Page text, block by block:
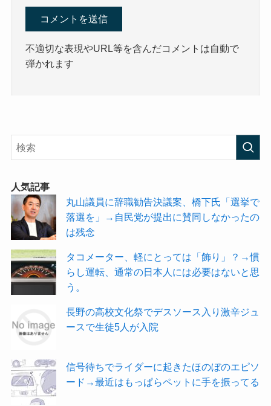
不適切な表現やURL等を含んだコメントは自動で
弾かれます
人気記事
丸山議員に辞職勧告決議案、橋下氏「選挙で
落選を」→自民党が提出に賛同しなかったの
は残念
タコメーター、軽にとっては「飾り」？→慣
らし運転、通常の日本人には必要はないと思
う。
長野の高校文化祭でデスソース入り激辛ジュ
ースで生徒5人が入院
信号待ちでライダーに起きたほのぼのエピソ
ード→最近はもっぱらペットに手を振ってる